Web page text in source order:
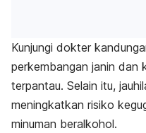
Kunjungi dokter
perkembangan janin dan
terpantau. Selain itu,
meningkatkan risiko
minuman beralkohol.